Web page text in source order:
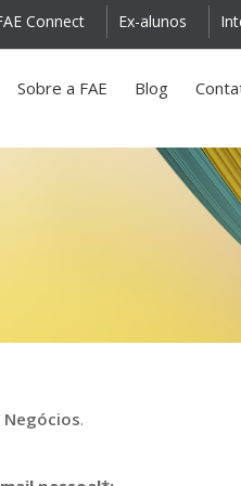
Ex-alunos
Connect
Sobre a FAE Blog
Negócios.